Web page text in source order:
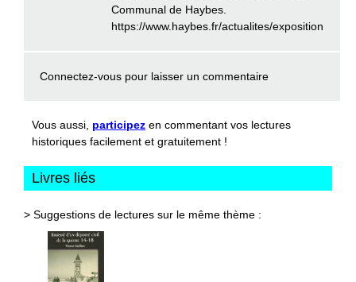
Communal de Haybes.
https://www.haybes.fr/actualites/exposition
Connectez-vous pour laisser un commentaire
Vous aussi, participez en commentant vos lectures
historiques facilement et gratuitement !
Livres liés
> Suggestions de lectures sur le même thème :